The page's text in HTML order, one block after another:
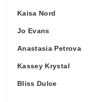
Kaisa Nord
Jo Evans
Anastasia Petrova
Kassey Krystal
Bliss Dulce